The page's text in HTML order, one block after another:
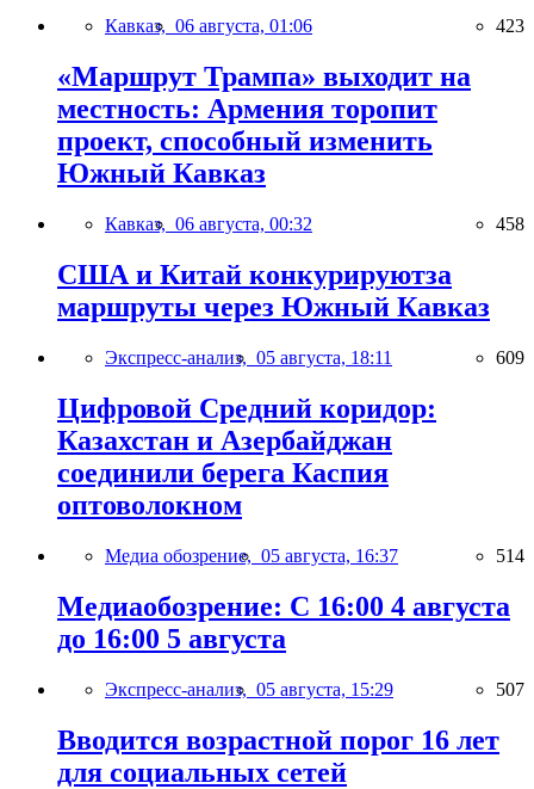
Кавказ, 06 августа, 01:06 423
«Маршрут Трампа» выходит на
местность: Армения торопит
проект, способный изменить
Южный Кавказ
Кавказ, 06 августа, 00:32 458
США и Китай конкурируютза
маршруты через Южный Кавказ
Экспресс-анализ, 05 августа, 18:11 609
Цифровой Средний коридор:
Казахстан и Азербайджан
соединили берега Каспия
оптоволокном
Медиа обозрение, 05 августа, 16:37 514
Медиаобозрение: С 16:00 4 августа
до 16:00 5 августа
Экспресс-анализ, 05 августа, 15:29 507
Вводится возрастной порог 16 лет
для социальных сетей